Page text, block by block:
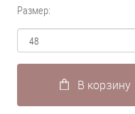
Размер:
В корзину